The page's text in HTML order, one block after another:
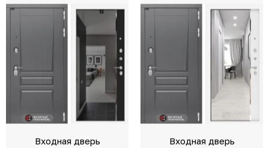
Входная дверь
Входная дверь